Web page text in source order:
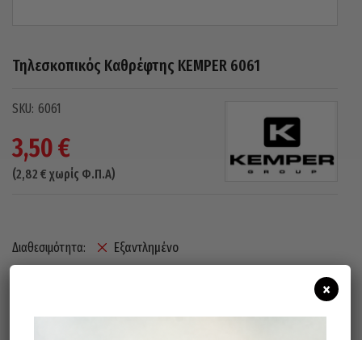
Τηλεσκοπικός Καθρέφτης KEMPER 6061
6061
3,50€
(2,82 € χωρίς Φ.Π.Α)
Διαθεσιμότητα: Εξαντλημένο
Σχετικά προϊόντα
×